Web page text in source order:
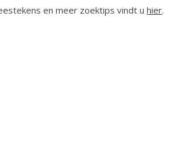
en meer zoektips vindt u hier.